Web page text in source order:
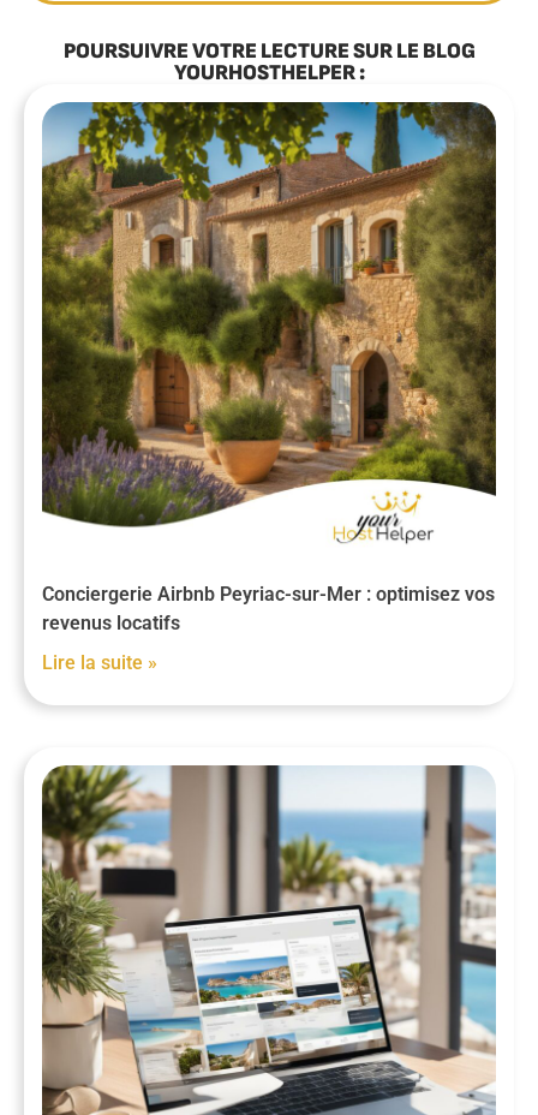
POURSUIVRE VOTRE LECTURE SUR LE BLOG
YOURHOSTHELPER :
Conciergerie Airbnb Peyriac-sur-Mer : optimisez vos
revenus locatifs
Lire la suite »